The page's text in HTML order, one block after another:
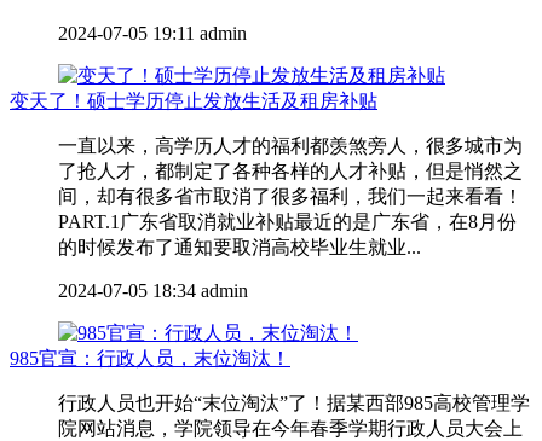
2024-07-05 19:11 admin
变天了！硕士学历停止发放生活及租房补贴
一直以来，高学历人才的福利都羡煞旁人，很多城市为
了抢人才，都制定了各种各样的人才补贴，但是悄然之
间，却有很多省市取消了很多福利，我们一起来看看！
PART.1广东省取消就业补贴最近的是广东省，在8月份
的时候发布了通知要取消高校毕业生就业...
2024-07-05 18:34 admin
985官宣：行政人员，末位淘汰！
行政人员也开始“末位淘汰”了！据某西部985高校管理学
院网站消息，学院领导在今年春季学期行政人员大会上